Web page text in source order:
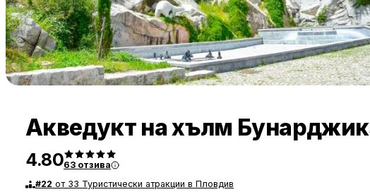
Акведукт на хълм Бунарджик
4.8063 отзива
#22 от 33 Туристически атракции в Пловдив